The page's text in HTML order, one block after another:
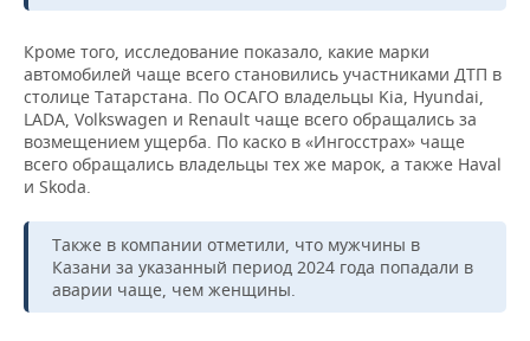
Кроме того, исследование показало, какие марки
автомобилей чаще всего становились участниками ДТП в
столице Татарстана. По ОСАГО владельцы Kia, Hyundai,
LADA, Volkswagen и Renault чаще всего обращались за
возмещением ущерба. По каско в «Ингосстрах» чаще
всего обращались владельцы тех же марок, а также Haval
и Skoda.
Также в компании отметили, что мужчины в
Казани за указанный период 2024 года попадали в
аварии чаще, чем женщины.